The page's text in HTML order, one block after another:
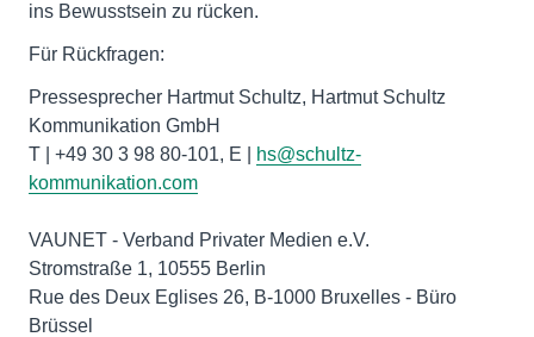
ins Bewusstsein zu rücken.
Für Rückfragen:
Pressesprecher Hartmut Schultz, Hartmut Schultz
Kommunikation GmbH
T | +49 30 3 98 80-101, E |
hs@schultz-
kommunikation.com
VAUNET - Verband Privater Medien e.V.
Stromstraße 1, 10555 Berlin
Rue des Deux Eglises 26, B-1000 Bruxelles - Büro
Brüssel